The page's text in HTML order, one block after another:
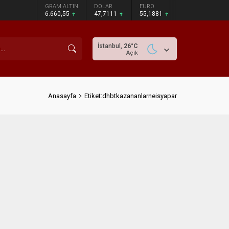
GRAM ALTIN
6.660,55
DOLAR
47,7111
EURO
55,1881
İstanbul, 26°C
Açık
Anasayfa Etiket:dhbtkazananlarneisyapar